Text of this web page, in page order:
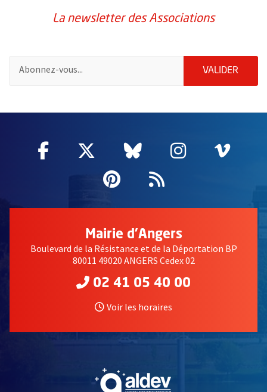
La newsletter des Associations
VALIDER
Facebook
, Ouvre une nouvelle fenêtre
Twitter
, Ouvre une nouvelle
Bluesky
, Ouvre une
Instagram
, Ouvre
,
Pinterest
, Ouvre une
Flux RSS
Mairie d'Angers
Boulevard de la Résistance et de la Déportation BP
80011 49020 ANGERS Cedex 02
02 41 05 40 00
Voir les horaires